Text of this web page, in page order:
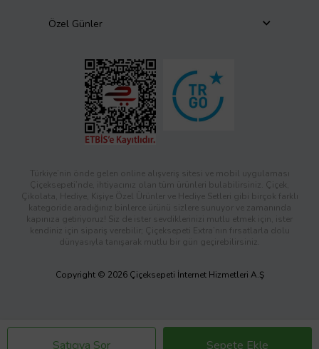
Satıcıya Sor Sepete Ekle
Özel Günler
Türkiye’nin önde gelen online alışveriş sitesi ve mobil uygulaması
Çiçeksepeti’nde, ihtiyacınız olan tüm ürünleri bulabilirsiniz. Çiçek,
Çikolata, Hediye, Kişiye Özel Ürünler ve Hediye Setleri gibi birçok farklı
kategoride aradığınız binlerce ürünü sizlere sunuyor ve zamanında
kapınıza getiriyoruz! Siz de ister sevdiklerinizi mutlu etmek için, ister
kendiniz için sipariş verebilir; Çiçeksepeti Extra’nın fırsatlarla dolu
dünyasıyla tanışarak mutlu bir gün geçirebilirsiniz.
Copyright © 2026 Çiçeksepeti İnternet Hizmetleri A.Ş